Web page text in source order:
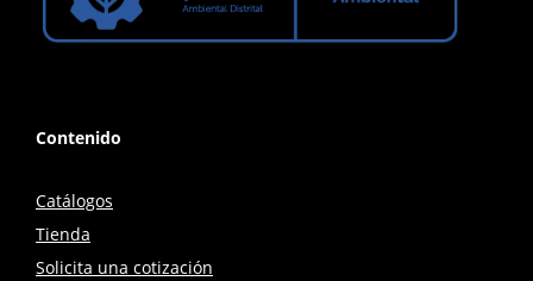
Contenido
Catálogos
Tienda
Solicita una cotización